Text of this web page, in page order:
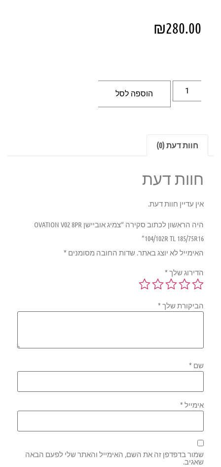
₪280.00
הוספה לסל
חוות דעת (0)
חוות דעת
אין עדיין חוות דעת.
היה הראשון לכתוב סקירה “צמיג אוביישן OVATION V02 8PR
104/102R TL 185/75R16”
האימייל לא יוצג באתר.שדות החובה מסומנים*
הדירוג שלך*
הביקורת שלך*
שם*
אימייל*
שמור בדפדפן זה את השם, האימייל והאתר שלי לפעם הבאה
שאגיב.